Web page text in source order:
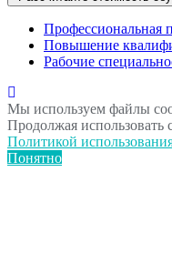
Профессиональная
Повышение
Рабочие
Мы используем файлы
Продолжая использовать
Политикой
Понятно